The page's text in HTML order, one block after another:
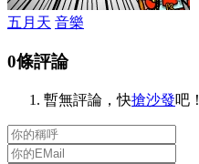
五月天 音樂
0條評論
暫無評論，快搶沙發吧！